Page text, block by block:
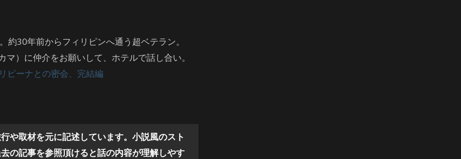
30年前からフィリピンへ通う超ベテラン。
）に仲介をお願いして、ホテルで話し合い。
ピーナとの密会、完結編
や取材を元に記述しています。小説風のスト
の記事を参照頂けると話の内容が理解しやす